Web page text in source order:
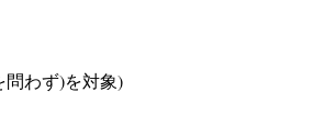
問わず)を対象)